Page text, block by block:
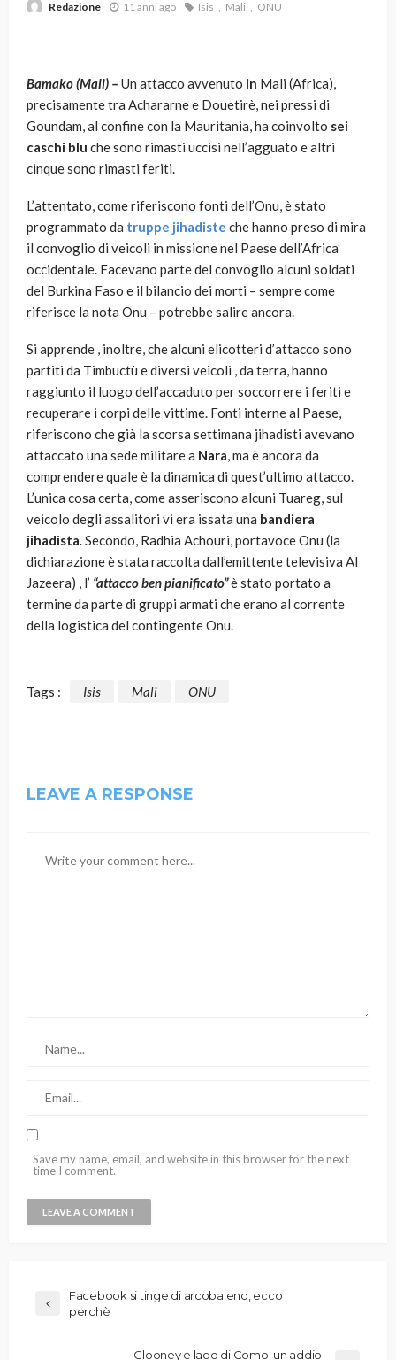
Redazione 11 anni ago Isis Mali ONU
Bamako (Mali) – Un attacco avvenuto in Mali (Africa),
precisamente tra Achararne e Douetirè, nei pressi di
Goundam, al confine con la Mauritania, ha coinvolto sei
caschi blu che sono rimasti uccisi nell’agguato e altri
cinque sono rimasti feriti.
L’attentato, come riferiscono fonti dell’Onu, è stato
programmato da truppe jihadiste che hanno preso di mira
il convoglio di veicoli in missione nel Paese dell’Africa
occidentale. Facevano parte del convoglio alcuni soldati
del Burkina Faso e il bilancio dei morti – sempre come
riferisce la nota Onu – potrebbe salire ancora.
Si apprende , inoltre, che alcuni elicotteri d’attacco sono
partiti da Timbuctù e diversi veicoli , da terra, hanno
raggiunto il luogo dell’accaduto per soccorrere i feriti e
recuperare i corpi delle vittime. Fonti interne al Paese,
riferiscono che già la scorsa settimana jihadisti avevano
attaccato una sede militare a Nara, ma è ancora da
comprendere quale è la dinamica di quest’ultimo attacco.
L’unica cosa certa, come asseriscono alcuni Tuareg, sul
veicolo degli assalitori vi era issata una bandiera
jihadista. Secondo, Radhia Achouri, portavoce Onu (la
dichiarazione è stata raccolta dall’emittente televisiva Al
Jazeera) , l’ “attacco ben pianificato”è stato portato a
termine da parte di gruppi armati che erano al corrente
della logistica del contingente Onu.
Tags : Isis Mali ONU
LEAVE A RESPONSE
Save my name, email, and website in this browser for the next
time I comment.
Facebook si tinge di arcobaleno, ecco
perchè
Clooney e lago di Como: un addio